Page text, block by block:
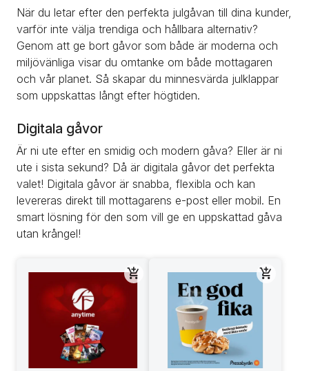
När du letar efter den perfekta julgåvan till dina kunder,
varför inte välja trendiga och hållbara alternativ?
Genom att ge bort gåvor som både är moderna och
miljövänliga visar du omtanke om både mottagaren
och vår planet. Så skapar du minnesvärda julklappar
som uppskattas långt efter högtiden.
Digitala gåvor
Är ni ute efter en smidig och modern gåva? Eller är ni
ute i sista sekund? Då är digitala gåvor det perfekta
valet! Digitala gåvor är snabba, flexibla och kan
levereras direkt till mottagarens e-post eller mobil. En
smart lösning för den som vill ge en uppskattad gåva
utan krångel!
Köp Köp